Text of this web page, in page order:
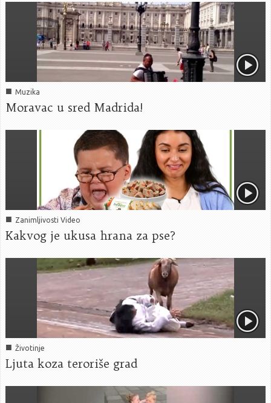
■ Muzika
Moravac u sred Madrida!
■ Zanimljivosti Video
Kakvog je ukusa hrana za pse?
■ Životinje
Ljuta koza teroriše grad